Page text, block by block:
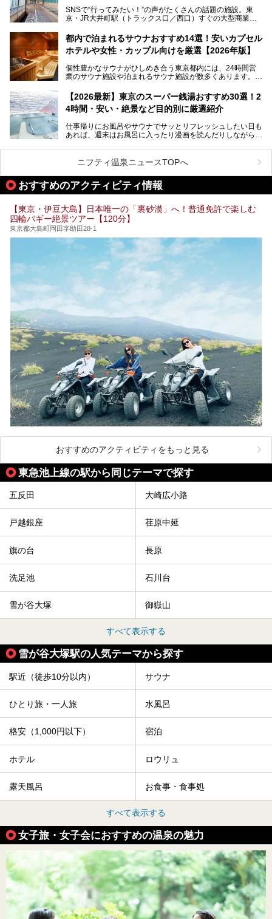
本記事では、そもそもこれらがどんな銭湯なのか、その気に
いおしゃれな名店15選を、おすすめの順番で一挙にご紹介
します。
SNSで“行ってみたい！”の声がたくさんの話題の施設。東
京・JR大井町駅（トラックス口／西口）すぐの大型商業施
ツァ大井町トラックス」がニューオープン。施設の様子をレ
ポ―トします。
都内で泊まれるサウナおすすめ14選！安いカプセル
ホテルや女性・カップル向けを厳選【2026年版】
個性豊かなサウナがひしめき合う東京都内には、24時間営
業のサウナ施設や泊まれるサウナ施設が数多くあります。
を旅の目的とする「サ旅」や自分へのご褒美のための宿泊な
ど、自分の好きなタイミングで好きなだけサ活ができるのが
魅力です。
最近では、男性専用施設だけでなく、カップルや女性に嬉し
い個室サウナも増えてきました。
ら、特におすすめしたい施設14選をご紹介します。
してみてください。
【2026最新】東京のスーパー銭湯おすすめ30選！2
4時間・安い・絶景など目的別に厳選紹介
仕事帰りにお風呂やサウナでサッとリフレッシュしたい日も
あれば、週末はお風呂に入ったり漫画を読んだりしながら一
また、終電を逃してしまい、「このまま朝までゆっくりでき
る場所があれば」と探した経験がある人も多いのではないで
しょうか。
そこで本記事では、東京でおすすめのスーパー銭湯を、目的
24時間営業で宿泊できる施設や、1,000円以下で楽しめる安
い施設、デートや休日レジャーにもぴったりなエンタメ要素
が充実した施設など、利用のシーンに合わせて参考にしてく
ださい。
ニフティ温泉ニュースTOPへ
おすすめのアクティビティ情報
【東京・伊豆大島】日本唯一の「裏砂漠」へ！普通免許で楽しむ
四輪バギー絶景ツアー【120分】
東京都大島町岡田字助田28-1
おすすめのアクティビティをもっと見る
東急池上線の駅から同じテーマで探す
五反田 大崎広小路
戸越銀座 荏原中延
旗の台 長原
洗足池 石川台
雪が谷大塚 御嶽山
すべて表示する
雪が谷大塚駅の人気テーマから探す
駅近（徒歩10分以内） サウナ
ひとり旅・一人旅 水風呂
格安（1,000円以下） 宿泊
ホテル ロウリュ
露天風呂 お食事・食事処
すべて表示する
女子旅・女子会におすすめの温泉の魅力